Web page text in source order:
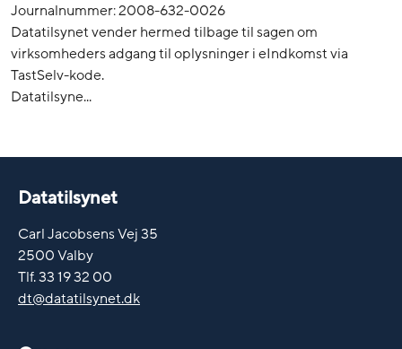
Journalnummer: 2008-632-0026
Datatilsynet vender hermed tilbage til sagen om
virksomheders adgang til oplysninger i eIndkomst via
TastSelv-kode.
Datatilsyne...
Datatilsynet
Carl Jacobsens Vej 35
2500 Valby
Tlf. 33 19 32 00
dt@datatilsynet.dk